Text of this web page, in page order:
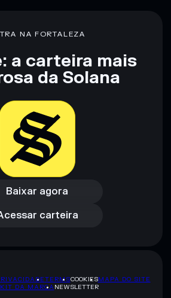
NA FORTALEZA
a carteira mais
da Solana
Baixar agora
Baixar agora
Acessar carteira
carteira
TERMSCOOKIESMAPA DO SITE
KIT DA MARCA NEWSLETTER